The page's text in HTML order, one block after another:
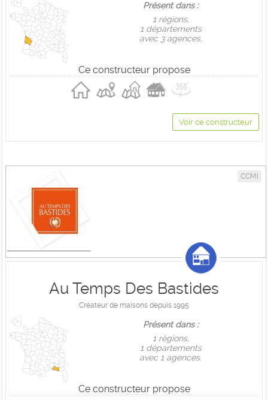
Présent dans :
1 règions,
1 départements
avec 3 agences.
Ce constructeur propose
Voir ce constructeur
CCMI
Au Temps Des Bastides
Créateur de maisons depuis 1995
Présent dans :
1 règions,
1 départements
avec 1 agences.
Ce constructeur propose